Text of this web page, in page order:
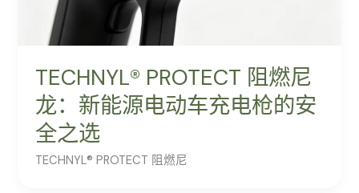
TECHNYL® PROTECT 阻燃尼
龙：新能源电动车充电枪的安
全之选
TECHNYL® PROTECT 阻燃尼